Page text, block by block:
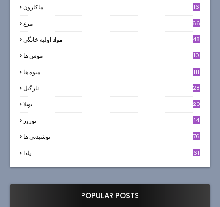
ماکارون 16
مرغ 66
مواد اوليه خانگي 48
موس ها 10
میوه ها 111
نارگيل 28
نوتلا 20
نوروز
14
نوشیدنی ها 76
یلدا 61
POPULAR POSTS